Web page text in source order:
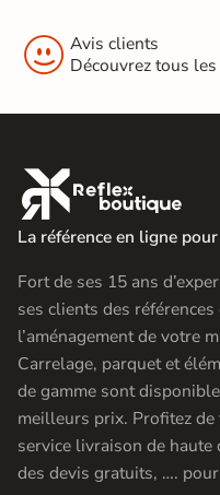
 Avis clients
Découvrez tous

La référence en ligne
Fort de ses 15 ans
ses clients des
l’aménagement de votre
Carrelage, parquet et
de gamme sont
meilleurs prix. Profitez
service livraison de
des devis gratuits, ….